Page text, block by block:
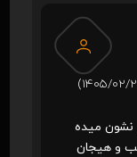
نشون میده
و هیجان